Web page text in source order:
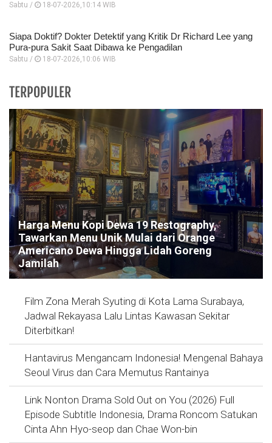
Sabtu / 18-07-2026,10:14 WIB
Siapa Doktif? Dokter Detektif yang Kritik Dr Richard Lee yang
Pura-pura Sakit Saat Dibawa ke Pengadilan
Sabtu / 18-07-2026,10:06 WIB
TERPOPULER
Harga Menu Kopi Dewa 19 Restography,
Tawarkan Menu Unik Mulai dari Orange
Americano Dewa Hingga Lidah Goreng
Jamilah
Film Zona Merah Syuting di Kota Lama Surabaya,
Jadwal Rekayasa Lalu Lintas Kawasan Sekitar
Diterbitkan!
Hantavirus Mengancam Indonesia! Mengenal Bahaya
Seoul Virus dan Cara Memutus Rantainya
Link Nonton Drama Sold Out on You (2026) Full
Episode Subtitle Indonesia, Drama Roncom Satukan
Cinta Ahn Hyo-seop dan Chae Won-bin